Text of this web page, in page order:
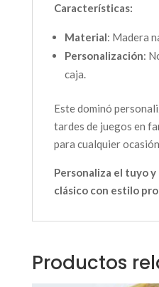
Características:
Material: Madera
Personalización:
caja.
Este dominó
tardes de juegos en
para cualquier
Personaliza el tuyo
clásico con estilo
Productos